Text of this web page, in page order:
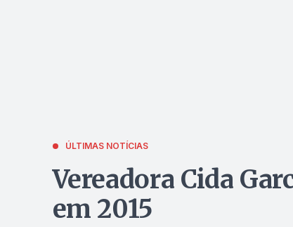
ÚLTIMAS NOTÍCIAS
Vereadora Cida
em 2015